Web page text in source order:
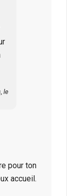
le
pour ton
accueil.